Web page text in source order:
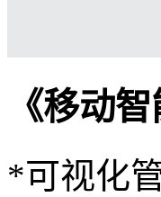
《移动
*可视化